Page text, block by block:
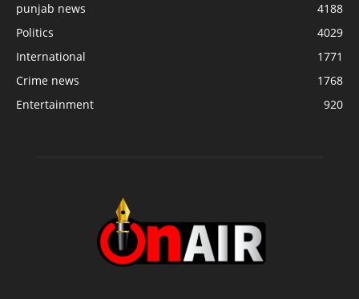
punjab news
4188
Politics
4029
International
1771
Crime news
1768
Entertainment
920